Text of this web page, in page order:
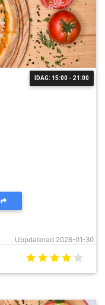
IDAG: 15:00 - 21:00
Uppdaterad 2026-01-30